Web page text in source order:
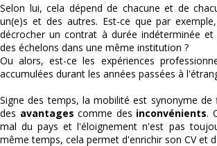
Selon lui, cela dépend de chacune et de
un(e)s et des autres. Est-ce que par
décrocher un contrat à durée indéterminée
des échelons dans une même institution ?
Ou alors, est-ce les expériences
accumulées durant les années passées à
Signe des temps, la mobilité est synonyme de
des avantages comme des inconvénients.
mal du pays et l'éloignement n'est pas
même temps, cela permet d'enrichir son CV et